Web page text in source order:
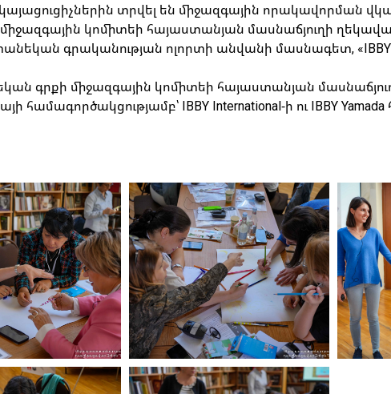
տրվել են միջազգային որակավորման
կոմիտեի հայաստանյան մասնաճյուղի
գրականության ոլորտի անվանի մասնագետ, «IBBY
գրքի միջազգային կոմիտեի հայաստանյան
IBBY International-ի ու IBBY